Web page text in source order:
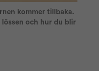
kommer tillbaka.
och hur du blir